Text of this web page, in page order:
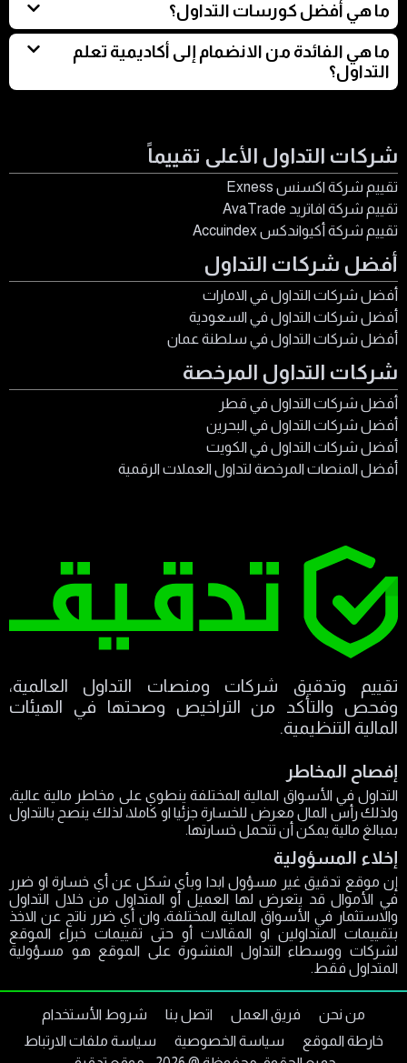
ما هي أفضل كورسات التداول؟
افضل كورس لتعلم التداول هو الكورس المقدم من جهات
موثوقة ويكون مناسبًا لخبرة المتداولين الذين سيحصلون عليه.
ما هي الفائدة من الانضمام إلى أكاديمية تعلم
التداول؟
أكاديميات نصب تستنزف أموال الطامحين في تعلم التداول فقط
شركات التداول الأعلى تقييماً
تقييم شركة اكسنس Exness
تقييم شركة افاتريد AvaTrade
تقييم شركة أكيواندكس Accuindex
أفضل شركات التداول
أفضل شركات التداول في الامارات
أفضل شركات التداول في السعودية
أفضل شركات التداول في سلطنة عمان
شركات التداول المرخصة
أفضل شركات التداول في قطر
أفضل شركات التداول في البحرين
أفضل شركات التداول في الكويت
أفضل المنصات المرخصة لتداول العملات الرقمية
تقييم وتدقيق شركات ومنصات التداول العالمية،
وفحص والتأكد من التراخيص وصحتها في الهيئات
المالية التنظيمية.
إفصاح المخاطر
التداول في الأسواق المالية المختلفة ينطوي على مخاطر مالية عالية،
ولذلك رأس المال معرض للخسارة جزئيا او كاملا، لذلك ينصح بالتداول
بمبالغ مالية يمكن أن تتحمل خسارتها.
إخلاء المسؤولية
إن موقع تدقيق غير مسؤول ابدا وبأي شكل عن أي خسارة او ضرر
في الأموال قد يتعرض لها العميل أو المتداول من خلال التداول
والاستثمار في الأسواق المالية المختلفة، وان أي ضرر ناتج عن الاخذ
بتقييمات المتداولين او المقالات أو حتى تقييمات خبراء الموقع
لشركات ووسطاء التداول المنشورة على الموقع هو مسؤولية
المتداول فقط.
من نحن فريق العمل اتصل بنا
شروط الأستخدام
خارطة الموقع
سياسة الخصوصية
سياسة ملفات الارتباط